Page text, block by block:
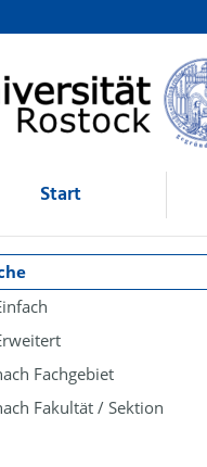
Start
Fachgebiet
Fakultät / Sektion